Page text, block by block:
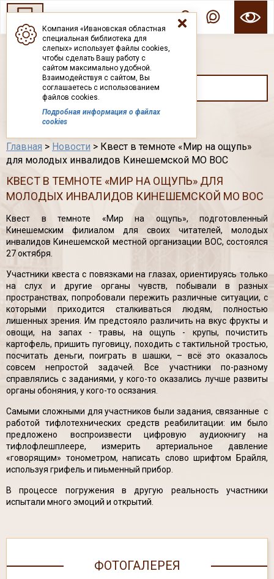
Компания «Ивановская областная
специальная библиотека для
слепых» использует файлы cookies,
чтобы сделать Вашу работу с
сайтом максимально удобной.
Взаимодействуя с сайтом, Вы
соглашаетесь с использованием
файлов cookies.
Подробная информация о файлах
cookies
ГОСУДАРСТВЕННОЕ БЮДЖЕТНОЕ УЧРЕЖДЕНИЕ ИВАНОВСКОЙ ОБЛАСТИ
ИВАНОВСКАЯ ОБЛАСТНАЯ СПЕЦИАЛЬНАЯ
БИБЛИОТЕКА ДЛЯ СЛЕПЫХ
Каталог
Главная > Новости > Квест в темноте «Мир на ощупь»
для молодых инвалидов Кинешемской МО ВОС
КВЕСТ В ТЕМНОТЕ «МИР НА ОЩУПЬ» ДЛЯ
МОЛОДЫХ ИНВАЛИДОВ КИНЕШЕМСКОЙ МО ВОС
Квест в темноте «Мир на ощупь», подготовленный
Кинешемским филиалом для своих читателей, молодых
инвалидов Кинешемской местной организации ВОС, состоялся
27 октября.
Участники квеста с повязками на глазах, ориентируясь только
на слух и другие органы чувств, побывали в разных
пространствах, попробовали пережить различные ситуации, с
которыми приходится сталкиваться людям, полностью
лишенных зрения. Им предстояло различить на вкус фрукты и
овощи, на запах - травы, на ощупь - крупы, почистить
картофель, пришить пуговицу, походить с тактильной тростью,
посчитать деньги, поиграть в шашки, – всё это оказалось
совсем непростой задачей. Все участники по-разному
справлялись с заданиями, у кого-то оказались лучше развиты
органы обоняния, у кого-то осязания.
Самыми сложными для участников были задания, связанные с
работой тифлотехнических средств реабилитации: им было
предложено воспроизвести цифровую аудиокнигу на
тифлофлешплеере, измерить артериальное давление
«говорящим» тонометром, написать слово шрифтом Брайля,
используя грифель и пиьменный прибор.
В процессе погружения в другую реальность участники
испытали много эмоций и открытий.
ФОТОГАЛЕРЕЯ